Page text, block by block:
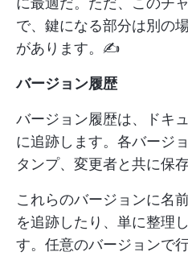
で、鍵になる部分は別の
があります。✍️
バージョン履歴
バージョン履歴は、ドキ
に追跡します。各バージ
タンプ、変更者と共に保
これらのバージョンに名
を追跡したり、単に整理
す。任意のバージョンで